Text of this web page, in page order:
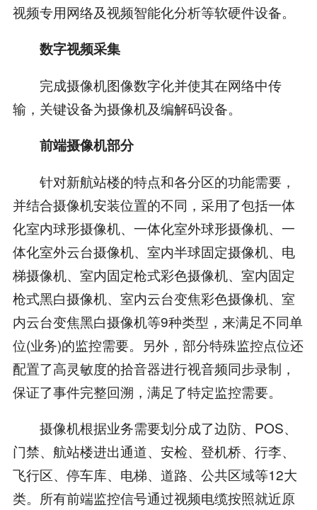
视频专用网络及视频智能化分析等软硬件设备。
数字视频采集
完成摄像机图像数字化并使其在网络中传
输，关键设备为摄像机及编解码设备。
前端摄像机部分
针对新航站楼的特点和各分区的功能需要，
并结合摄像机安装位置的不同，采用了包括一体
化室内球形摄像机、一体化室外球形摄像机、一
体化室外云台摄像机、室内半球固定摄像机、电
梯摄像机、室内固定枪式彩色摄像机、室内固定
枪式黑白摄像机、室内云台变焦彩色摄像机、室
内云台变焦黑白摄像机等9种类型，来满足不同单
位(业务)的监控需要。另外，部分特殊监控点位还
配置了高灵敏度的拾音器进行视音频同步录制，
保证了事件完整回溯，满足了特定监控需要。
摄像机根据业务需要划分成了边防、POS、
门禁、航站楼进出通道、安检、登机桥、行李、
飞行区、停车库、电梯、道路、公共区域等12大
类。所有前端监控信号通过视频电缆按照就近原